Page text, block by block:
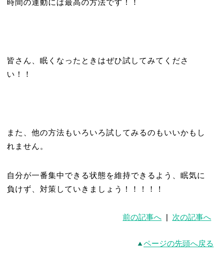
時間の運動には最高の方法です！！
皆さん、眠くなったときはぜひ試してみてくださ
い！！
また、他の方法もいろいろ試してみるのもいいかもし
れません。
自分が一番集中できる状態を維持できるよう、眠気に
負けず、対策していきましょう！！！！！
前の記事へ 次の記事へ
ページの先頭へ戻る